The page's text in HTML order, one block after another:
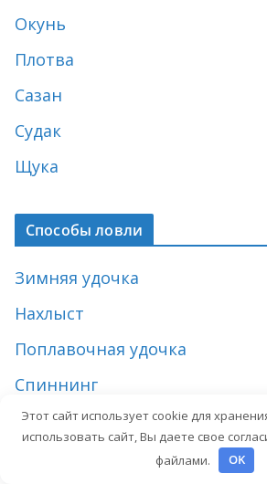
Окунь
Плотва
Сазан
Судак
Щука
Способы ловли
Зимняя удочка
Нахлыст
Поплавочная удочка
Спиннинг
Твичинг
Этот сайт использует cookie для
использовать сайт, Вы даете свое
файлами.
OK